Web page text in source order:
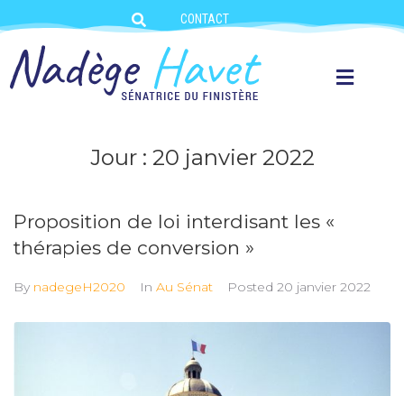
CONTACT
Jour : 20 janvier 2022
Proposition de loi interdisant les «
thérapies de conversion »
By nadegeH2020 In Au Sénat Posted 20 janvier 2022